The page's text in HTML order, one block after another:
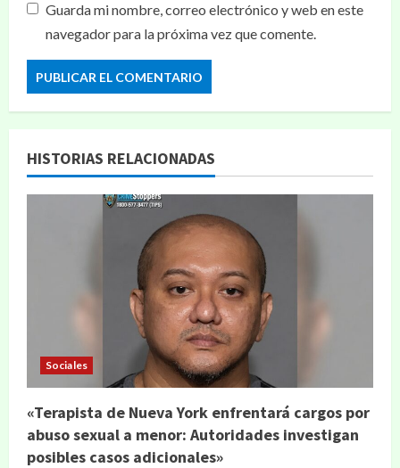
Guarda mi nombre, correo electrónico y web en este
navegador para la próxima vez que comente.
HISTORIAS RELACIONADAS
Sociales
«Terapista de Nueva York enfrentará cargos por
abuso sexual a menor: Autoridades investigan
posibles casos adicionales»